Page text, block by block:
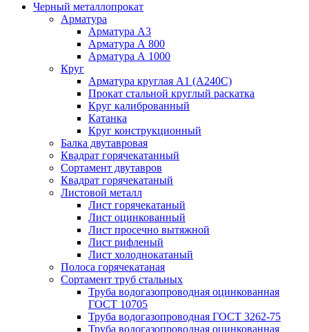
Черный металлопрокат
Арматура
Арматура А3
Арматура А 800
Арматура А 1000
Круг
Арматура круглая А1 (А240C)
Прокат стальной круглый раскатка
Круг калиброванный
Катанка
Круг конструкционный
Балка двутавровая
Квадрат горячекатанный
Сортамент двутавров
Квадрат горячекатаный
Листовой металл
Лист горячекатаный
Лист оцинкованный
Лист просечно вытяжной
Лист рифленый
Лист холоднокатаный
Полоса горячекатаная
Сортамент труб стальных
Труба водогазопроводная оцинкованная
ГОСТ 10705
Труба водогазопроводная ГОСТ 3262-75
Труба водогазопроводная оцинкованная